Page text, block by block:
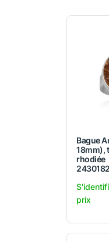
Bague
18mm),
rhodiée
prix